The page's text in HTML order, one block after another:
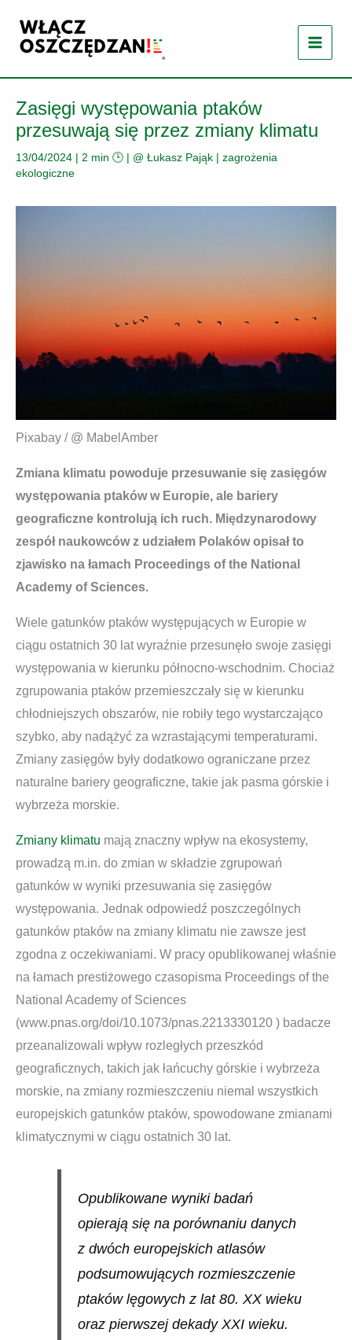
treści
Zasięgi występowania ptaków
przesuwają się przez zmiany klimatu
13/04/2024 | 2 min 🕒 | @ Łukasz Pająk | zagrożenia
ekologiczne
Pixabay / @ MabelAmber
Zmiana klimatu powoduje przesuwanie się zasięgów
występowania ptaków w Europie, ale bariery
geograficzne kontrolują ich ruch. Międzynarodowy
zespół naukowców z udziałem Polaków opisał to
zjawisko na łamach Proceedings of the National
Academy of Sciences.
Wiele gatunków ptaków występujących w Europie w
ciągu ostatnich 30 lat wyraźnie przesunęło swoje zasięgi
występowania w kierunku północno-wschodnim. Chociaż
zgrupowania ptaków przemieszczały się w kierunku
chłodniejszych obszarów, nie robiły tego wystarczająco
szybko, aby nadążyć za wzrastającymi temperaturami.
Zmiany zasięgów były dodatkowo ograniczane przez
naturalne bariery geograficzne, takie jak pasma górskie i
wybrzeża morskie.
Zmiany klimatu mają znaczny wpływ na ekosystemy,
prowadzą m.in. do zmian w składzie zgrupowań
gatunków w wyniki przesuwania się zasięgów
występowania. Jednak odpowiedź poszczególnych
gatunków ptaków na zmiany klimatu nie zawsze jest
zgodna z oczekiwaniami. W pracy opublikowanej właśnie
na łamach prestiżowego czasopisma Proceedings of the
National Academy of Sciences
(www.pnas.org/doi/10.1073/pnas.2213330120 ) badacze
przeanalizowali wpływ rozległych przeszkód
geograficznych, takich jak łańcuchy górskie i wybrzeża
morskie, na zmiany rozmieszczeniu niemal wszystkich
europejskich gatunków ptaków, spowodowane zmianami
klimatycznymi w ciągu ostatnich 30 lat.
Opublikowane wyniki badań
opierają się na porównaniu danych
z dwóch europejskich atlasów
podsumowujących rozmieszczenie
ptaków lęgowych z lat 80. XX wieku
oraz pierwszej dekady XXI wieku.